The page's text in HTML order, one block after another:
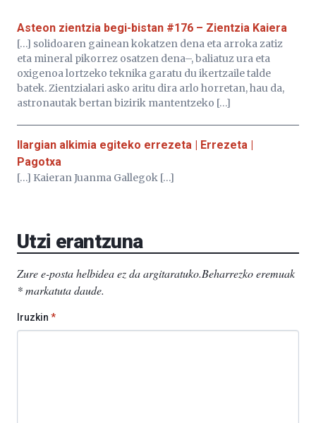
Asteon zientzia begi-bistan #176 – Zientzia Kaiera
[…] solidoaren gainean kokatzen dena eta arroka zatiz
eta mineral pikorrez osatzen dena–, baliatuz ura eta
oxigenoa lortzeko teknika garatu du ikertzaile talde
batek. Zientzialari asko aritu dira arlo horretan, hau da,
astronautak bertan bizirik mantentzeko […]
Ilargian alkimia egiteko errezeta | Errezeta |
Pagotxa
[…] Kaieran Juanma Gallegok […]
Utzi erantzuna
Zure e-posta helbidea ez da argitaratuko.Beharrezko eremuak
*markatuta daude.
Iruzkin *